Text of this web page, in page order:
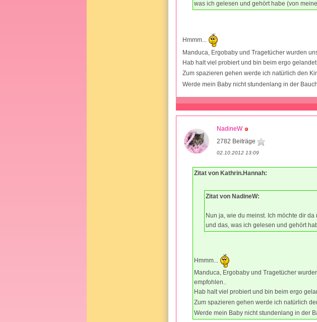
was ich gelesen und gehört habe (von
Hmmm...
Manduca, Ergobaby und Tragetücher wurden
Hab halt viel probiert und bin beim ergo
Zum spazieren gehen werde ich natürlich den
Werde mein Baby nicht stundenlang in der
NadineW
2782 Beiträge
02.10.2012 13:09
Zitat von Kathrin.Hannah:
Zitat von NadineW:
Nun ja, wie du meinst. Ich möchte dir
und das, was ich gelesen und gehört
Hmmm...
Manduca, Ergobaby und Tragetücher
empfohlen..
Hab halt viel probiert und bin beim ergo
Zum spazieren gehen werde ich natürlich
Werde mein Baby nicht stundenlang in der